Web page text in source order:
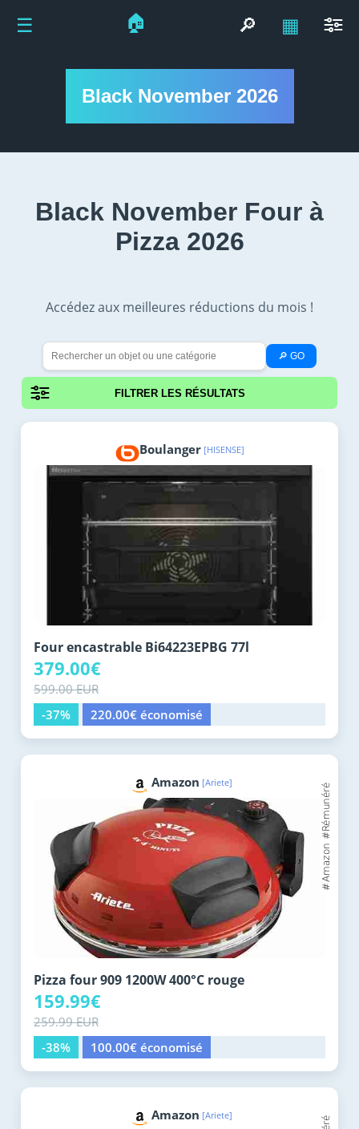
Black November 2026
Black November Four à
Pizza 2026
Accédez aux meilleures réductions du mois !
🔎 GO
☰ 🏠 🔎 ▦
FILTRER LES RÉSULTATS
Boulanger [HISENSE]
Four encastrable Bi64223EPBG 77l
379.00€
599.00 EUR
-37%
220.00€ économisé
Amazon [Ariete]
Pizza four 909 1200W 400°C rouge
159.99€
259.99 EUR
-38%
100.00€ économisé
Amazon [Ariete]